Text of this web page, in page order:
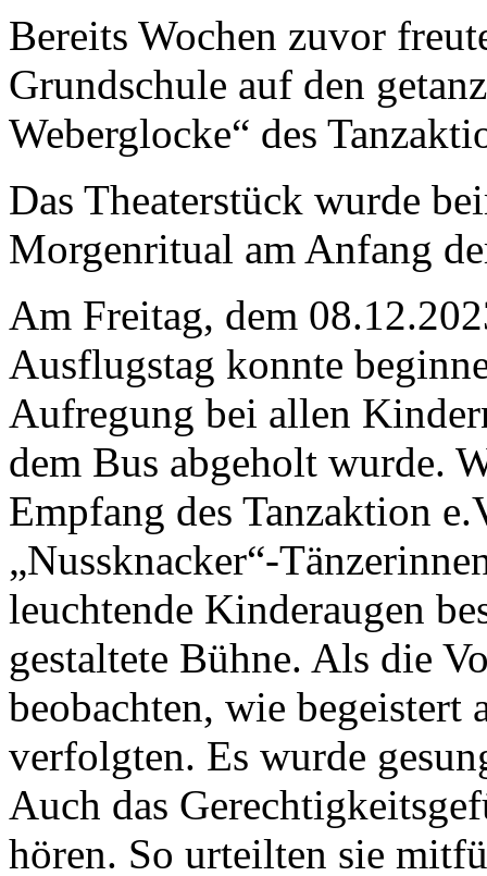
Bereits Wochen zuvor
Grundschule auf den
Weberglocke“ des
Das Theaterstück wurde
Morgenritual am Anfang
Am Freitag, dem
Ausflugstag konnte
Aufregung bei allen
dem Bus abgeholt wurde.
Empfang des Tanzaktion
„Nussknacker“-
leuchtende Kinderaugen
gestaltete Bühne. Als die
beobachten, wie begeistert
verfolgten. Es wurde
Auch das
hören. So urteilten sie